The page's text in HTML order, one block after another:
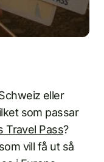
eller
som passar
Travel Pass?
vill få ut så